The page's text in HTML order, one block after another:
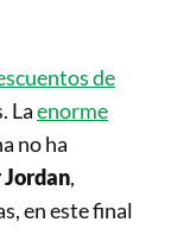
de
Laenorme
no ha
,
en este final